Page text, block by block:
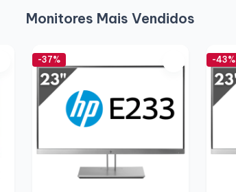
Monitores Mais Vendidos
-37% -43%